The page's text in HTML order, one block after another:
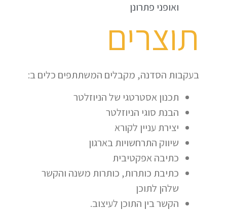
ואופני פתרונן
בעקבות הסדנה, מקבלים המשתתפים כלים ב:
תכנון אסטרטגי של הניוזלטר
הבנת סוגי הניוזלטר
יצירת עניין לקורא
שיווק התרחשויות בארגון
כתיבה אפקטיבית
כתיבת כותרות, כותרות משנה והקשר
שלהן לתוכן
הקשר בין התוכן לעיצוב.
תוצרים